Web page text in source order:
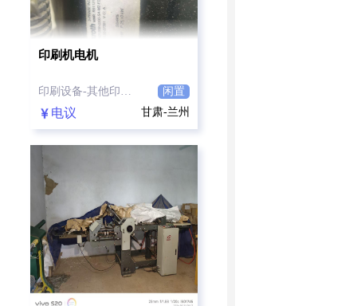
印刷机电机
印刷设备-其他印刷设备 闲置
电议 甘肃-兰州